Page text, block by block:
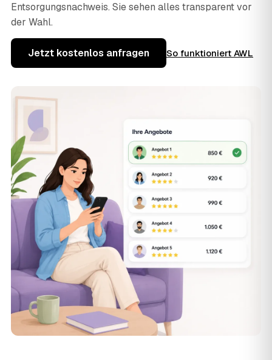
Entsorgungsnachweis. Sie sehen alles transparent vor
der Wahl.
Jetzt kostenlos anfragen So funktioniert AWL